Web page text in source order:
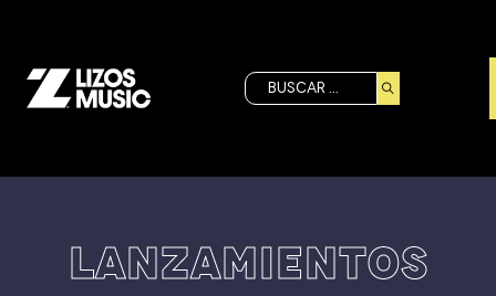
Buscar
LANZAMIENTOS